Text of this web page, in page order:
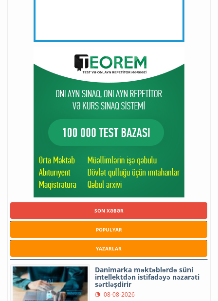
SON XƏBƏR
POPULYAR
YAZARLAR
Danimarka məktəblərdə süni
intellektdən istifadəyə nəzarəti
sərtləşdirir
08-08-2026